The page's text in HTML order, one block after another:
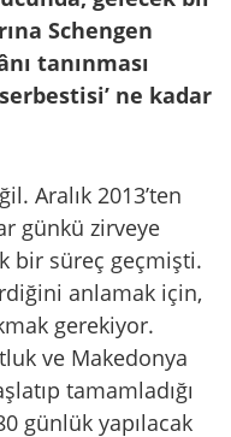
Schengen
tanınması
ne kadar
Aralık 2013’ten
günkü zirveye
bir süreç geçmişti.
anlamak için,
gerekiyor.
ve Makedonya
tamamladığı
günlük yapılacak